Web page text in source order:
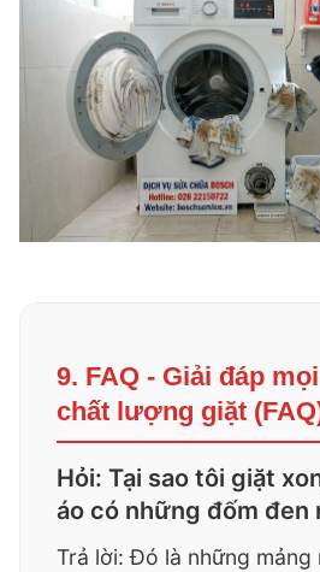
9. FAQ - Giải đáp
chất lượng giặt
Hỏi: Tại sao tôi giặt
áo có những đốm đen
Trả lời: Đó là những mảng